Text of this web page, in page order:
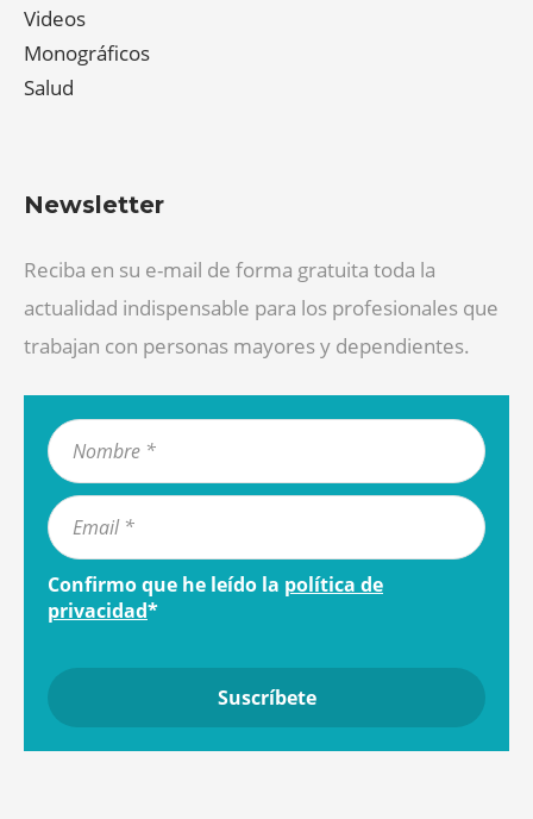
Videos
Monográficos
Salud
Newsletter
Reciba en su e-mail de forma gratuita toda la
actualidad indispensable para los profesionales que
trabajan con personas mayores y dependientes.
Confirmo que he leído la política de
privacidad*